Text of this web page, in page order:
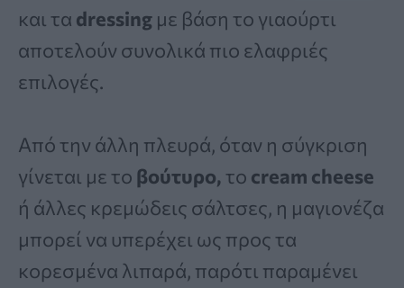
και τα dressing με βάση το γιαούρτι
αποτελούν συνολικά πιο ελαφριές
επιλογές.
Από την άλλη πλευρά, όταν η σύγκριση
γίνεται με το βούτυρο, το cream cheese
ή άλλες κρεμώδεις σάλτσες, η μαγιονέζα
μπορεί να υπερέχει ως προς τα
κορεσμένα λιπαρά, παρότι παραμένει